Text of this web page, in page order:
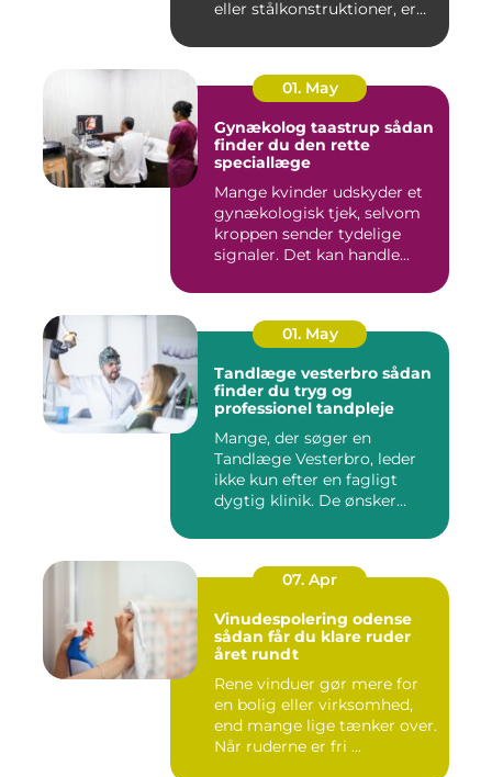
eller stålkonstruktioner, er
01. May
Gynækolog taastrup sådan
finder du den rette
speciallæge
Mange kvinder udskyder et
gynækologisk tjek, selvom
kroppen sender tydelige
signaler. Det kan handle...
01. May
Tandlæge vesterbro sådan
finder du tryg og
professionel tandpleje
Mange, der søger en
Tandlæge Vesterbro, leder
ikke kun efter en fagligt
dygtig klinik. De ønsker
07. Apr
Vinudespolering odense
sådan får du klare ruder
året rundt
Rene vinduer gør mere for
en bolig eller virksomhed,
end mange lige tænker over.
Når ruderne er fri ...